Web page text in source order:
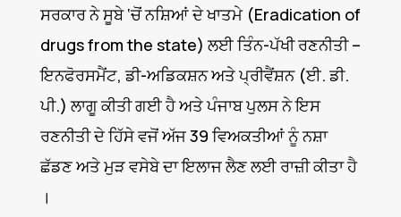
ਸਰਕਾਰ ਨੇ ਸੂਬੇ ‘ਚੋਂ ਨਸ਼ਿਆਂ ਦੇ ਖਾਤਮੇ (Eradication of
drugs from the state) ਲਈ ਤਿੰਨ-ਪੱਖੀ ਰਣਨੀਤੀ –
ਇਨਫੋਰਸਮੈਂਟ, ਡੀ-ਅਡਿਕਸ਼ਨ ਅਤੇ ਪ੍ਰੀਵੈਂਸ਼ਨ (ਈ. ਡੀ.
ਪੀ.) ਲਾਗੂ ਕੀਤੀ ਗਈ ਹੈ ਅਤੇ ਪੰਜਾਬ ਪੁਲਸ ਨੇ ਇਸ
ਰਣਨੀਤੀ ਦੇ ਹਿੱਸੇ ਵਜੋਂ ਅੱਜ 39 ਵਿਅਕਤੀਆਂ ਨੂੰ ਨਸ਼ਾ
ਛੱਡਣ ਅਤੇ ਮੁੜ ਵਸੇਬੇ ਦਾ ਇਲਾਜ ਲੈਣ ਲਈ ਰਾਜ਼ੀ ਕੀਤਾ ਹੈ
।